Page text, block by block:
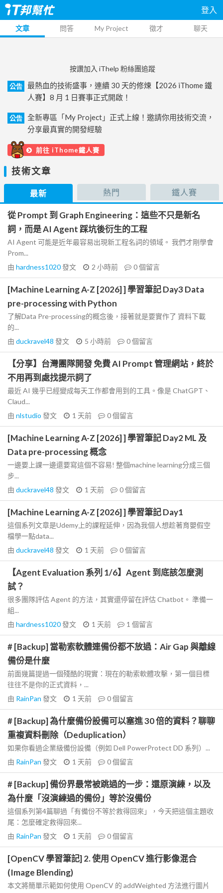
登入
文章 問答 My Project 徵才 聊天
按讚加入 iThelp 粉絲團追蹤
公告
最熱血的技術盛事，連續 30 天的修煉【2026 iThome 鐵
人賽】8 月 1 日賽事正式開啟！
公告
全新專區「My Project」正式上線！邀請你用技術交流，
分享最真實的開發經驗
前往 iThome鐵人賽
技術文章
最新 熱門 鐵人賽
從 Prompt 到 Graph Engineering：這些不只是新名
詞，而是 AI Agent 踩坑後衍生的工程
AI Agent 可能是近年最容易出現新工程名詞的領域。 我們才剛學會
Prom...
由 hardness1020發文 2 小時前 0個留言
[Machine Learning A-Z [2026] ] 學習筆記 Day3 Data
pre-processing with Python
了解Data Pre-processing的概念後，接著就是要實作了 資料下載
的...
由 duckravel48 發文 5 小時前 0個留言
【分享】台灣團隊開發 免費 AI Prompt 管理網站，終於
不用再到處找提示詞了
最近 AI 幾乎已經變成每天工作都會用到的工具。像是 ChatGPT、
Claud...
由 nlstudio 發文 1 天前 0個留言
[Machine Learning A-Z [2026] ] 學習筆記 Day2 ML 及
Data pre-processing 概念
一邊要上課一邊還要寫這個不容易! 整個machine learning分成三個
步...
由 duckravel48 發文 1 天前 0個留言
[Machine Learning A-Z [2026] ] 學習筆記 Day1
這個系列文章是Udemy上的課程延伸，因為我個人想趁著育嬰假空
檔學一點data...
由 duckravel48 發文 1 天前 0個留言
【Agent Evaluation 系列 1/6】Agent 到底該怎麼測
試？
很多團隊評估 Agent 的方法，其實還停留在評估 Chatbot。 準備一
組...
由 hardness1020發文 1 天前 1 個留言
# [Backup] 當勒索軟體連備份都不放過：Air Gap 與離線
備份是什麼
前面幾篇提過一個殘酷的現實：現在的勒索軟體攻擊，第一個目標
往往不是你的正式資料，...
由 RainPan 發文 1 天前 0個留言
# [Backup] 為什麼備份設備可以塞進 30 倍的資料？聊聊
重複資料刪除（Deduplication）
如果你看過企業級備份設備（例如 Dell PowerProtect DD 系列）...
由 RainPan 發文 1 天前 0個留言
# [Backup] 備份界最常被跳過的一步：還原演練，以及
為什麼「沒演練過的備份」等於沒備份
這個系列第4篇聊過「有備份不等於救得回來」，今天把這個主題收
尾：怎麼確定救得回來...
由 RainPan 發文 1 天前 0個留言
[OpenCV 學習筆記] 2. 使用 OpenCV 進行影像混合
(Image Blending)
本文將簡單示範如何使用 OpenCV 的 addWeighted 方法進行圖片